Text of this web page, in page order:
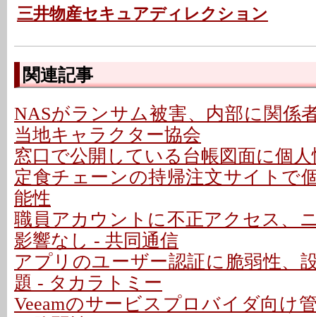
三井物産セキュアディレクション
関連記事
NASがランサム被害、内部に関係
当地キャラクター協会
窓口で公開している台帳図面に個
定食チェーンの持帰注文サイトで
能性
職員アカウントに不正アクセス、
影響なし - 共同通信
アプリのユーザー認証に脆弱性、
題 - タカラトミー
Veeamのサービスプロバイダ向け